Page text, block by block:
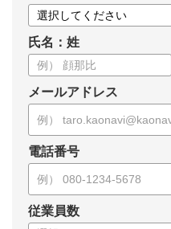
氏名：姓
メールアドレス
電話番号
従業員数